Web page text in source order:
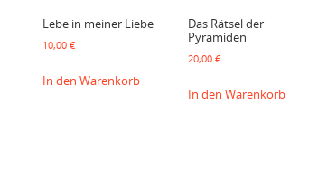
Lebe in meiner Liebe
10,00€
In den Warenkorb
Das Rätsel der
Pyramiden
20,00 €
In den Warenkorb